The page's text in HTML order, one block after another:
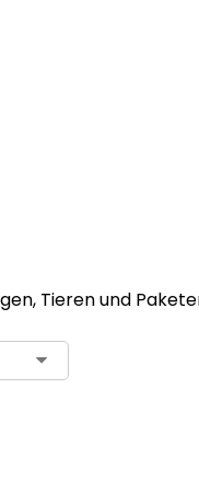
Tieren und